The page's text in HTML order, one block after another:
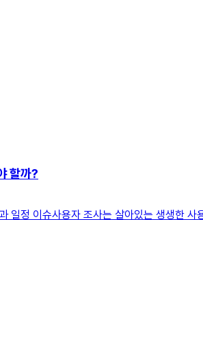
할까?
일정 이슈사용자 조사는 살아있는 생생한